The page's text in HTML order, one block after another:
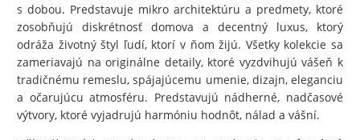
s dobou. Predstavuje mikro architektúru a predmety, ktoré
zosobňujú diskrétnosť domova a decentný luxus, ktorý
odráža životný štyl ľudí, ktorí v ňom žijú. Všetky kolekcie sa
zameriavajú na originálne detaily, ktoré vyzdvihujú vášeň k
tradičnému remeslu, spájajúcemu umenie, dizajn, eleganciu
a očarujúcu atmosféru. Predstavujú nádherné, nadčasové
výtvory, ktoré vyjadrujú harmóniu hodnôt, nálad a vášní.